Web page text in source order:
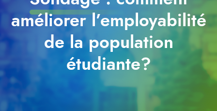
améliorer l’employabilité
de la population
étudiante?